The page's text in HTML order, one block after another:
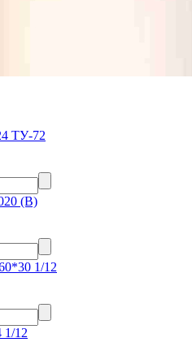
ТУ-72
(B)
1/12
12